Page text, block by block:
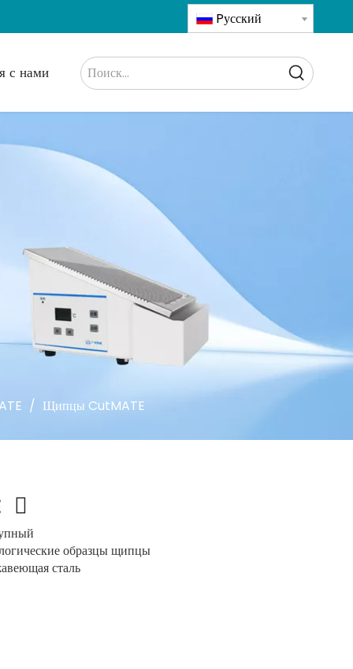
Pусский
с нами
/ Щипцы CutMATE
образцы щипцы
сталь